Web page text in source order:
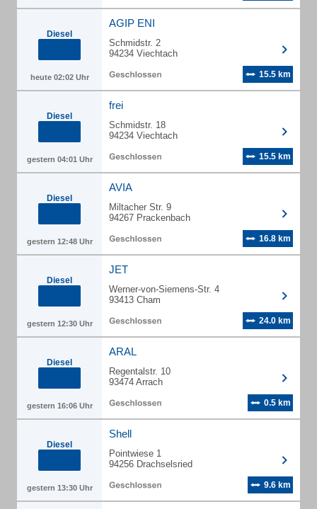
Diesel
heute 02:02 Uhr
AGIP ENI
Schmidstr. 2
94234 Viechtach
15.5 km
Diesel
gestern 04:01 Uhr
frei
Schmidstr. 18
94234 Viechtach
15.5 km
Diesel
gestern 12:48 Uhr
AVIA
Miltacher Str. 9
94267 Prackenbach
16.8 km
Diesel
gestern 12:30 Uhr
JET
Werner-von-Siemens-Str. 4
93413 Cham
24.0 km
Diesel
gestern 16:06 Uhr
ARAL
Regentalstr. 10
93474 Arrach
0.5 km
Diesel
gestern 13:30 Uhr
Shell
Pointwiese 1
94256 Drachselsried
9.6 km